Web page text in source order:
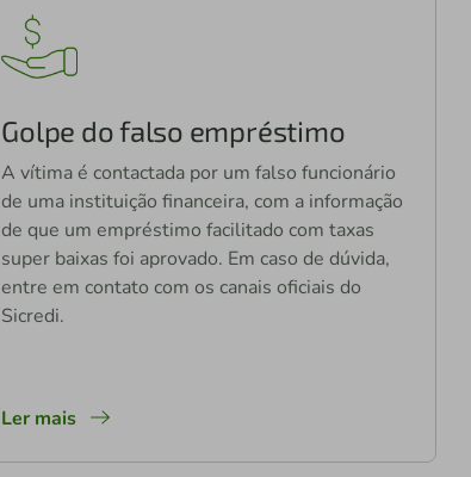
Golpe do falso empréstimo
A vítima é contactada por um falso funcionário
de uma instituição financeira, com a informação
de que um empréstimo facilitado com taxas
super baixas foi aprovado. Em caso de dúvida,
entre em contato com os canais oficiais do
Sicredi.
Ler mais